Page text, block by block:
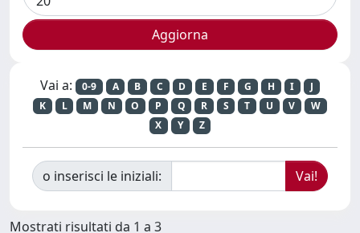
Vai a: 0-9 A B C D E F G H I
J
K
L M N O P Q R S T U V
W
X
Y Z
o inserisci le iniziali:
Mostrati risultati da 1 a 3